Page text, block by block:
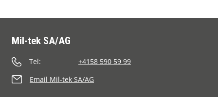
Mil-tek SA/AG
Tel:
+4158 590 59 99
Email Mil-tek SA/AG